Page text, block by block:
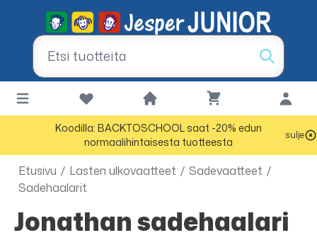
Koodilla: BACKTOSCHOOL saat -20% edun
normaalihintaisesta tuotteesta
sulje
Etusivu / Lasten ulkovaatteet / Sadevaatteet /
Sadehaalarit
Jonathan sadehaalari